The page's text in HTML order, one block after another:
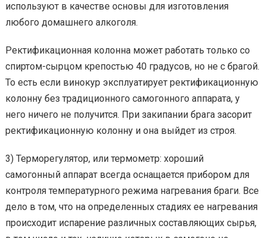
используют в качестве основы для изготовления
любого домашнего алкоголя.
Ректификационная колонна может работать только со
спиртом-сырцом крепостью 40 градусов, но не с брагой.
То есть если винокур эксплуатирует ректификационную
колонну без традиционного самогонного аппарата, у
него ничего не получится. При закипании брага засорит
ректификационную колонну и она выйдет из строя.
3) Терморегулятор, или термометр: хороший
самогонный аппарат всегда оснащается прибором для
контроля температурного режима нагревания браги. Все
дело в том, что на определенных стадиях ее нагревания
происходит испарение различных составляющих сырья,